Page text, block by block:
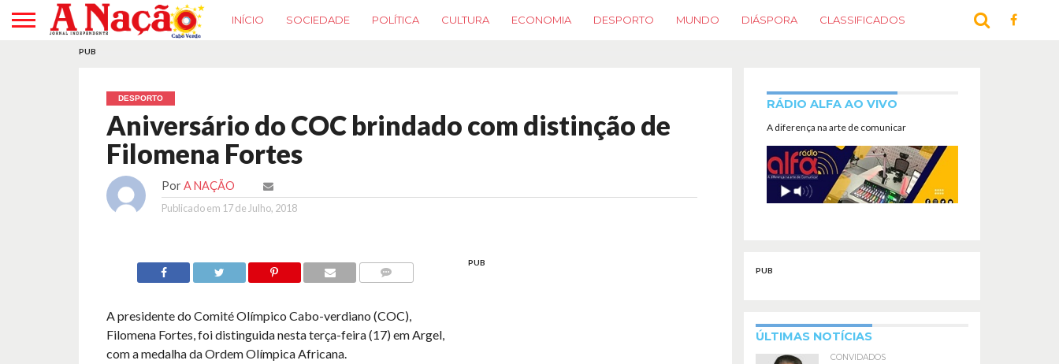
INÍCIO SOCIEDADE POLÍTICA CULTURA ECONOMIA DESPORTO MUNDO DIÁSPORA CLASSIFICADOS
PUB
DESPORTO
Aniversário do COC brindado com distinção de
Filomena Fortes
Por A NAÇÃO
Publicado em 17 de Julho, 2018
A presidente do Comité Olímpico Cabo-verdiano (COC),
Filomena Fortes, foi distinguida nesta terça-feira (17) em Argel,
com a medalha da Ordem Olímpica Africana.
PUB
RÁDIO ALFA AO VIVO
A diferença na arte de comunicar
PUB
ÚLTIMAS NOTÍCIAS
CONVIDADOS